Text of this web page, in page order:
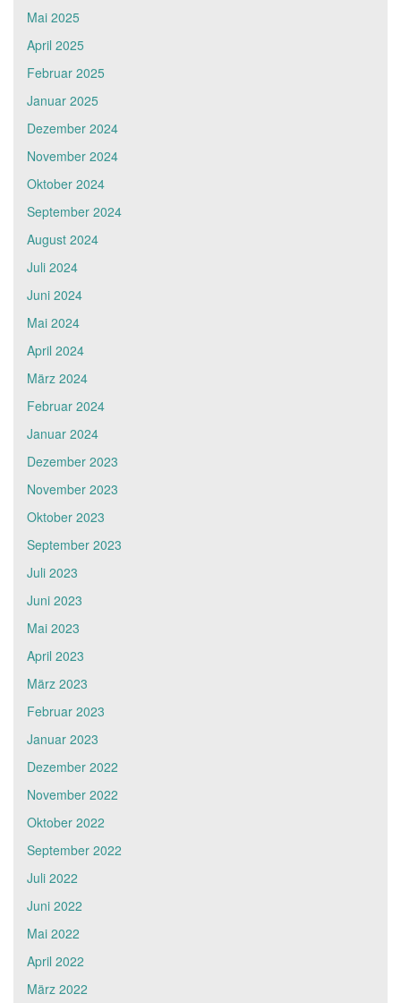
Mai 2025
April 2025
Februar 2025
Januar 2025
Dezember 2024
November 2024
Oktober 2024
September 2024
August 2024
Juli 2024
Juni 2024
Mai 2024
April 2024
März 2024
Februar 2024
Januar 2024
Dezember 2023
November 2023
Oktober 2023
September 2023
Juli 2023
Juni 2023
Mai 2023
April 2023
März 2023
Februar 2023
Januar 2023
Dezember 2022
November 2022
Oktober 2022
September 2022
Juli 2022
Juni 2022
Mai 2022
April 2022
März 2022